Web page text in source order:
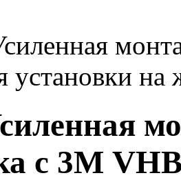
установки на
с 3М